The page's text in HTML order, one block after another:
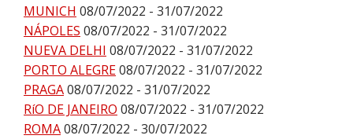
MUNICH 08/07/2022 - 31/07/2022
NÁPOLES 08/07/2022 - 31/07/2022
NUEVA DELHI 08/07/2022 - 31/07/2022
PORTO ALEGRE08/07/2022 - 31/07/2022
PRAGA08/07/2022 - 31/07/2022
RíO DE JANEIRO 08/07/2022 - 31/07/2022
ROMA08/07/2022 - 30/07/2022